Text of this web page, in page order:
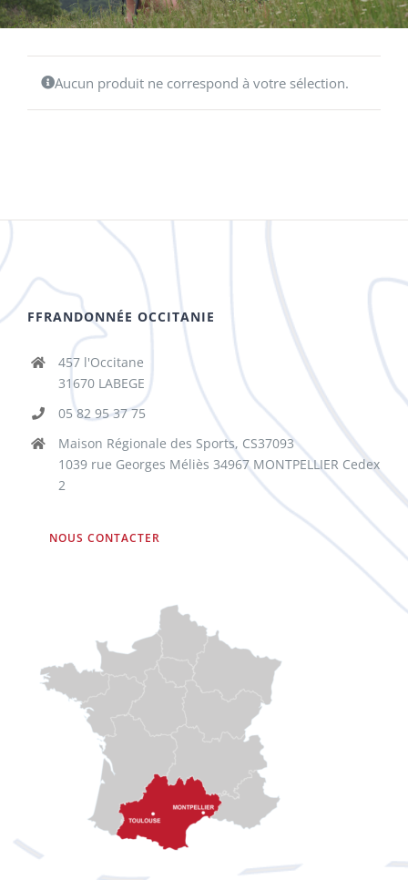
Aucun produit ne correspond à votre sélection.
FFRANDONNÉE OCCITANIE
457 l'Occitane
31670 LABEGE
05 82 95 37 75
Maison Régionale des Sports, CS37093
1039 rue Georges Méliès 34967 MONTPELLIER Cedex
2
NOUS CONTACTER